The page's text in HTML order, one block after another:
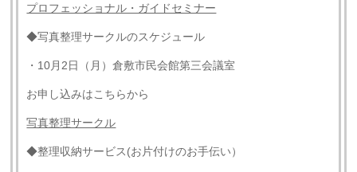
プロフェッショナル・ガイドセミナー
◆写真整理サークルのスケジュール
・10月2日（月）倉敷市民会館第三会議室
お申し込みはこちらから
写真整理サークル
◆整理収納サービス(お片付けのお手伝い）